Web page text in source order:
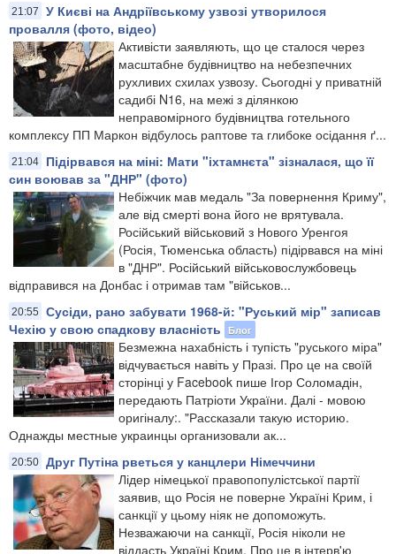
21:07
У Києві на Андріївському узвозі утворилося
провалля (фото, відео)
​Активісти заявляють, що це сталося через
масштабне будівництво на небезпечних
рухливих схилах узвозу. Сьогодні у приватній
садибі N16, на межі з ділянкою
неправомірного будівництва готельного
комплексу ПП Маркон відбулось раптове та глибоке осідання ґ...
21:04
Підірвався на міні: Мати "іхтамнєта" зізналася, що її
син воював за "ДНР" (фото)
Небіжчик мав медаль "За повернення Криму",
але від смерті вона його не врятувала.
Російський військовий з Нового Уренгоя
(Росія, Тюменська область) підірвався на міні
в "ДНР". Російський військовослужбовець
відправився на Донбас і отримав там "військов...
20:55
Сусіди, рано забувати 1968-й: "Руський мір" записав
Чехію у свою спадкову власність
Блог
Безмежна нахабність і тупість "руського міра"
відчувається навіть у Празі. Про це на своїй
сторінці у Facebook пише Ігор Соломадін,
передають Патріоти України. Далі - мовою
оригіналу:. "Рассказали такую историю.
Однажды местные украинцы организовали ак...
20:50 Друг Путіна рветься у канцлери Німеччини
Лідер німецької правопопулістської партії
заявив, що Росія не поверне Україні Крим, і
санкції у цьому ніяк не допоможуть.
Незважаючи на санкції, Росія ніколи не
віддасть Україні Крим. Про це в інтерв'ю